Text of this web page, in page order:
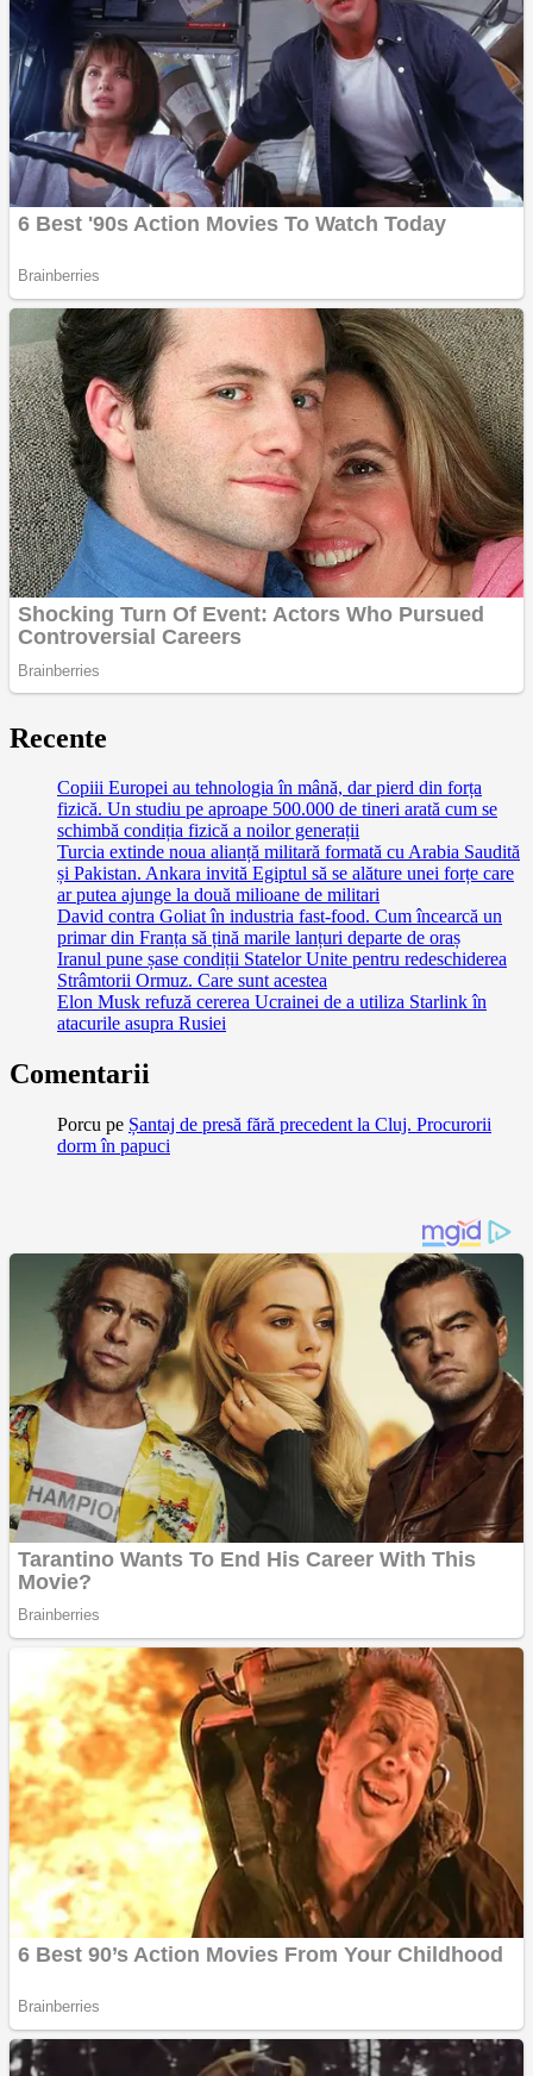
Recente
Copiii Europei au tehnologia în mână, dar pierd din forța
fizică. Un studiu pe aproape 500.000 de tineri arată cum se
schimbă condiția fizică a noilor generații
Turcia extinde noua alianță militară formată cu Arabia Saudită
și Pakistan. Ankara invită Egiptul să se alăture unei forțe care
ar putea ajunge la două milioane de militari
David contra Goliat în industria fast-food. Cum încearcă un
primar din Franța să țină marile lanțuri departe de oraș
Iranul pune șase condiții Statelor Unite pentru redeschiderea
Strâmtorii Ormuz. Care sunt acestea
Elon Musk refuză cererea Ucrainei de a utiliza Starlink în
atacurile asupra Rusiei
Comentarii
Porcu pe Șantaj de presă fără precedent la Cluj. Procurorii
dorm în papuci